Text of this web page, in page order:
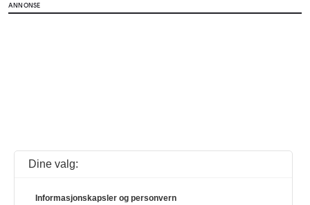
ANNONSE
Dine valg:
Informasjonskapsler og personvern